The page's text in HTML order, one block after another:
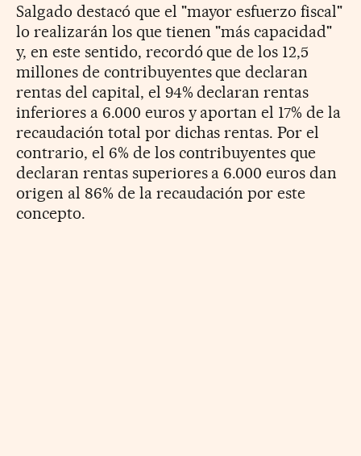
Salgado destacó que el "mayor esfuerzo fiscal"
lo realizarán los que tienen "más capacidad"
y, en este sentido, recordó que de los 12,5
millones de contribuyentes que declaran
rentas del capital, el 94% declaran rentas
inferiores a 6.000 euros y aportan el 17% de la
recaudación total por dichas rentas. Por el
contrario, el 6% de los contribuyentes que
declaran rentas superiores a 6.000 euros dan
origen al 86% de la recaudación por este
concepto.